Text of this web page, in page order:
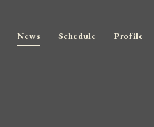
News Schedule Profile